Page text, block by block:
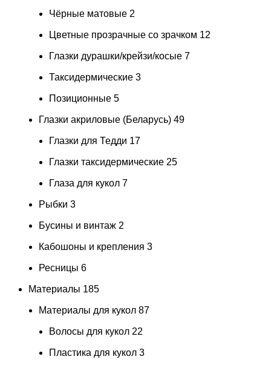
Чёрные матовые 2
Цветные прозрачные со зрачком 12
Глазки дурашки/крейзи/косые 7
Таксидермические 3
Позиционные 5
Глазки акриловые (Беларусь) 49
Глазки для Тедди 17
Глазки таксидермические 25
Глаза для кукол 7
Рыбки 3
Бусины и винтаж 2
Кабошоны и крепления 3
Ресницы 6
Материалы 185
Материалы для кукол 87
Волосы для кукол 22
Пластика для кукол 3